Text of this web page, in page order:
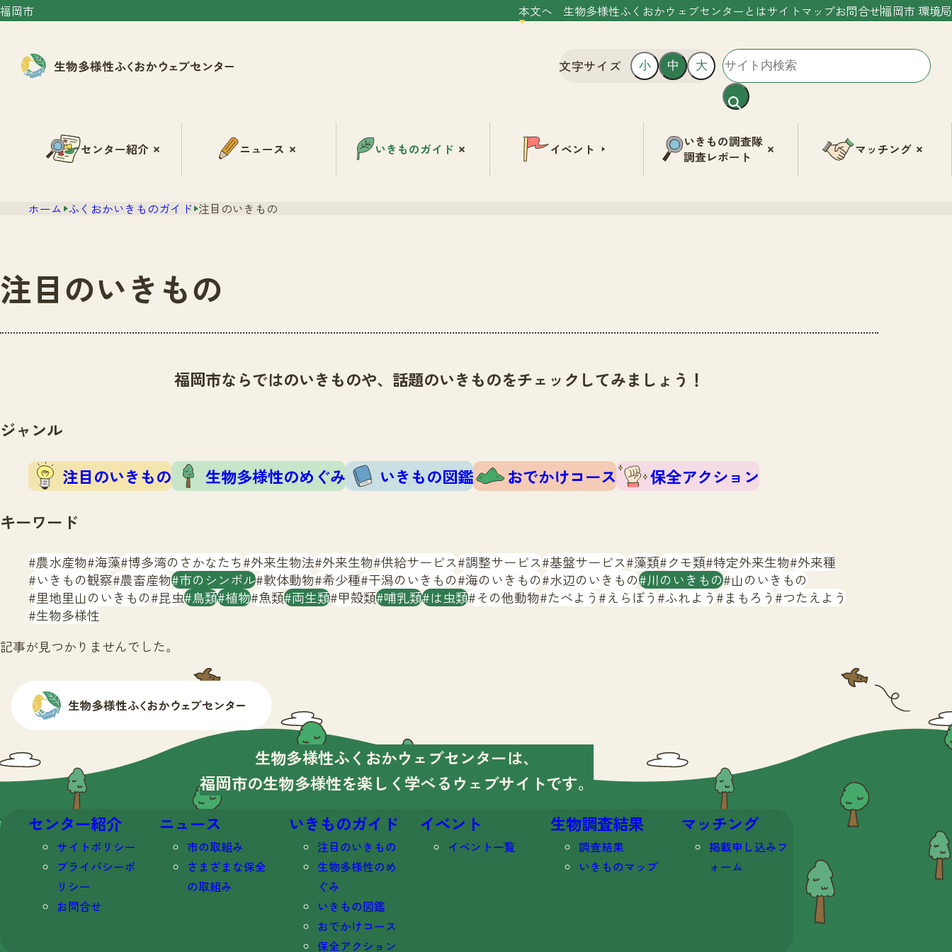
福岡市 本文へ 生物多様性ふくおかウェブセンターとはサイトマップお問合せ福岡市 環境局
文字サイズ 小 中 大
センター紹介 ニュース いきものガイド イベント
いきもの調査隊
調査レポート
マッチング
ホーム ふくおかいきものガイド 注目のいきもの
注目のいきもの
福岡市ならではのいきものや、話題のいきものをチェックしてみましょう！
ジャンル
注目のいきもの 生物多様性のめぐみ いきもの図鑑 おでかけコース
保全アクション
キーワード
農水産物 海藻 博多湾のさかなたち 外来生物法 外来生物 供給サービス 調整サービス 基盤サービス 藻類 クモ類 特定外来生物 外来種
いきもの観察 農畜産物 市のシンボル 軟体動物 希少種 干潟のいきもの 海のいきもの 水辺のいきもの 川のいきもの 山のいきもの
里地里山のいきもの 昆虫 鳥類 植物 魚類 両生類 甲殻類 哺乳類 は虫類 その他動物 たべよう えらぼう ふれよう まもろう つたえよう
生物多様性
記事が見つかりませんでした。
生物多様性ふくおかウェブセンターは、
福岡市の生物多様性を楽しく学べる ウェブサイトです。
センター紹介
サイトポリシー
プライバシーポ
リシー
お問合せ
ニュース
市の取組み
さまざまな保全
の取組み
いきものガイド
注目のいきもの
生物多様性のめ
ぐみ
いきもの図鑑
おでかけコース
保全アクション
イベント
イベント一覧
生物調査結果
調査結果
いきものマップ
マッチング
掲載申し込みフ
ォーム